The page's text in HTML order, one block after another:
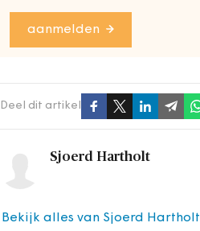
aanmelden
Deel dit artikel
Sjoerd Hartholt
Bekijk alles van Sjoerd Hartholt